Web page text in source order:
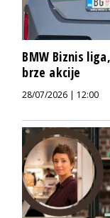
BMW Biznis
brze akcije
28/07/2026 | 12:00